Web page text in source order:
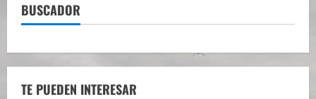
BUSCADOR
TE PUEDEN INTERESAR